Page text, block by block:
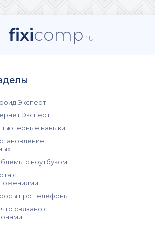
fixicomp.ru
Эксперт
Эксперт
навыки
с ноутбуком
с
про телефоны
связано с